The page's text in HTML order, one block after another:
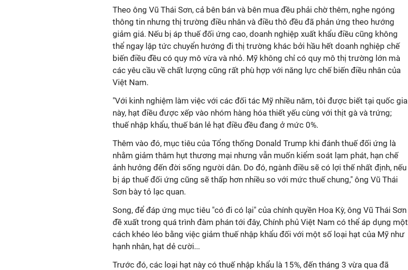
Theo ông Vũ Thái Sơn, cả bên bán và bên mua đều phải chờ thêm, nghe ngóng
thông tin nhưng thị trường điều nhân và điều thô đều đã phản ứng theo hướng
giảm giá. Nếu bị áp thuế đối ứng cao, doanh nghiệp xuất khẩu điều cũng không
thể ngay lập tức chuyển hướng đi thị trường khác bởi hầu hết doanh nghiệp chế
biến điều đều có quy mô vừa và nhỏ. Mỹ không chỉ có quy mô thị trường lớn mà
các yêu cầu về chất lượng cũng rất phù hợp với năng lực chế biến điều nhân của
Việt Nam.
"Với kinh nghiệm làm việc với các đối tác Mỹ nhiều năm, tôi được biết tại quốc gia
này, hạt điều được xếp vào nhóm hàng hóa thiết yếu cùng với thịt gà và trứng;
thuế nhập khẩu, thuế bán lẻ hạt điều đều đang ở mức 0%.
Thêm vào đó, mục tiêu của Tổng thống Donald Trump khi đánh thuế đối ứng là
nhằm giảm thâm hụt thương mại nhưng vẫn muốn kiểm soát lạm phát, hạn chế
ảnh hưởng đến đời sống người dân. Do đó, ngành điều sẽ có lợi thế nhất định, nếu
bị áp thuế đối ứng cũng sẽ thấp hơn nhiều so với mức thuế chung," ông Vũ Thái
Sơn bày tỏ lạc quan.
Song, để đáp ứng mục tiêu "có đi có lại" của chính quyền Hoa Kỳ, ông Vũ Thái Sơn
đề xuất trong quá trình đàm phán tới đây, Chính phủ Việt Nam có thể áp dụng một
cách khéo léo bằng việc giảm thuế nhập khẩu đối với một số loại hạt của Mỹ như
hạnh nhân, hạt dẻ cười...
Trước đó, các loại hạt này có thuế nhập khẩu là 15%, đến tháng 3 vừa qua đã